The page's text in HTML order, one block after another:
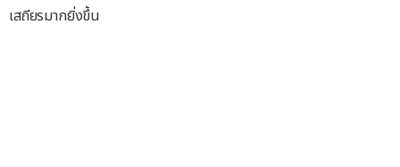
เสถียรมากยิ่งขึ้น